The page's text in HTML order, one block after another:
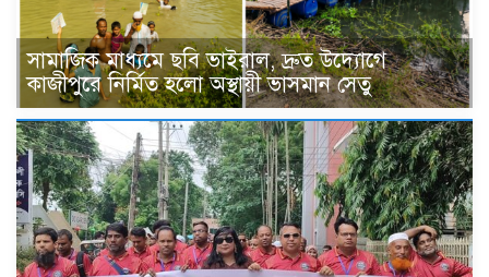
সামাজিক মাধ্যমে ছবি ভাইরাল, দ্রুত উদ্যোগে
কাজীপুরে নির্মিত হলো অস্থায়ী ভাসমান সেতু